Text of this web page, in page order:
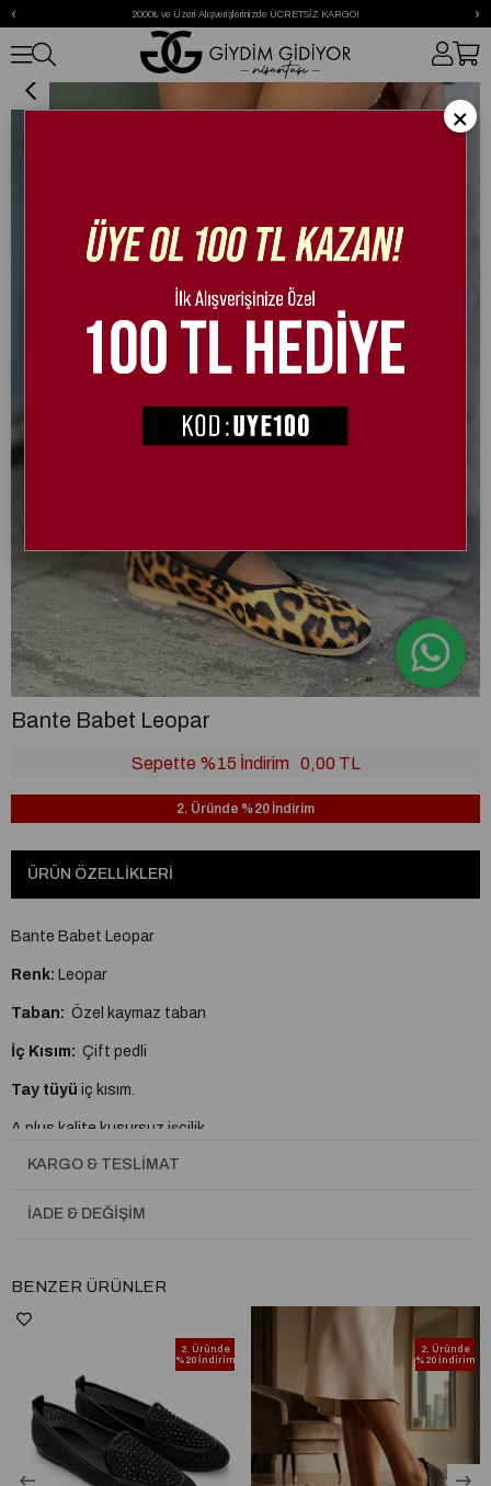
2000₺ ve Üzeri Alışverişlerinizde ÜCRETSİZ KARGO!
‹ ›
Bante Babet Leopar
Bante Babet Leopar
Sepette %15 İndirim 0,00 TL
2. Üründe %20 İndirim
ÜRÜN ÖZELLIKLERI
Bante Babet Leopar
Renk: Leopar
Taban: Özel kaymaz taban
İç Kısım: Çift pedli
Tay tüyü iç kısım.
A plus kalite kusursuz işçilik
Tam Kalıptır.
KARGO & TESLIMAT
İADE & DEĞIŞIM
BENZER ÜRÜNLER
2. Üründe
%20 İndirim
2. Üründe
%20 İndirim
×